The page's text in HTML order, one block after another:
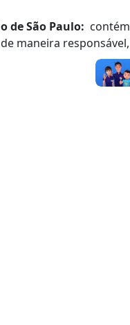
de São Paulo: contém
maneira responsável,